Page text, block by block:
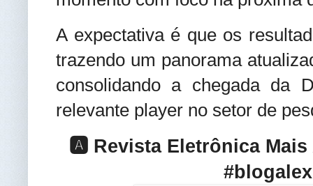
A expectativa é que os
trazendo um panorama
consolidando a chegada da
relevante player no setor de
🅰️ Revista Eletrônica